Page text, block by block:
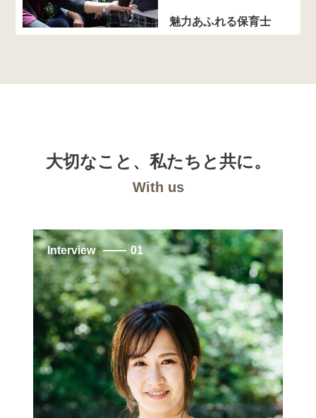
魅力あふれる保育士
大切なこと、私たちと共に。
With us
Interview 01